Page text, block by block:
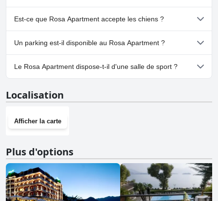
Non, il n'y a pas de spa à Rosa Apartment.
Est-ce que Rosa Apartment accepte les chiens ?
Non, Rosa Apartment n'accepte pas les chiens.
Un parking est-il disponible au Rosa Apartment ?
Non, il n'y a pas de parking à Rosa Apartment.
Le Rosa Apartment dispose-t-il d'une salle de sport ?
Localisation
Afficher la carte
Plus d'options